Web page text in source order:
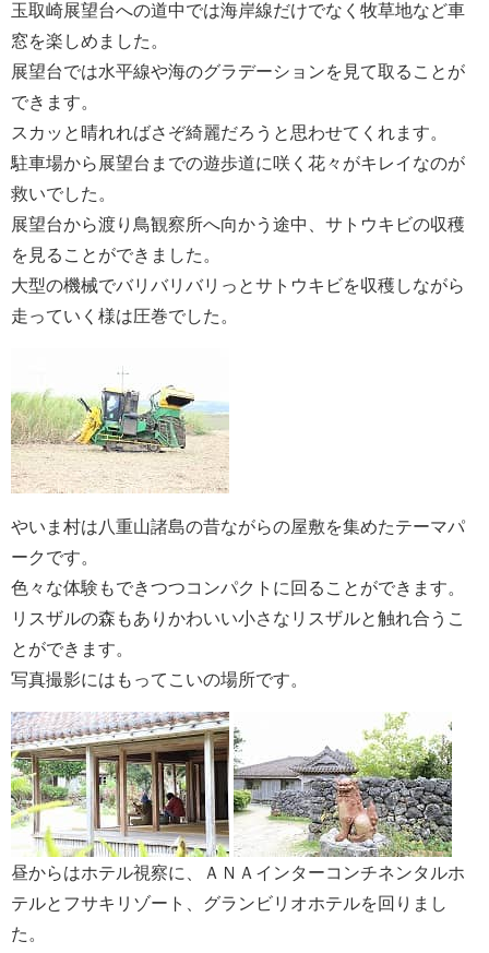
玉取崎展望台への道中では海岸線だけでなく牧草地など車
窓を楽しめました。
展望台では水平線や海のグラデーションを見て取ることが
できます。
スカッと晴れればさぞ綺麗だろうと思わせてくれます。
駐車場から展望台までの遊歩道に咲く花々がキレイなのが
救いでした。
展望台から渡り鳥観察所へ向かう途中、サトウキビの収穫
を見ることができました。
大型の機械でバリバリバリっとサトウキビを収穫しながら
走っていく様は圧巻でした。
やいま村は八重山諸島の昔ながらの屋敷を集めたテーマパ
ークです。
色々な体験もできつつコンパクトに回ることができます。
リスザルの森もありかわいい小さなリスザルと触れ合うこ
とができます。
写真撮影にはもってこいの場所です。
昼からはホテル視察に、ＡＮＡインターコンチネンタルホ
テルとフサキリゾート、グランビリオホテルを回りまし
た。